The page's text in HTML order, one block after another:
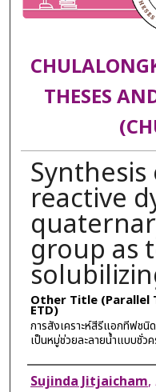
THESES
Synthesis
reactive
group as
Other Title (Parallel
ETD)
การสังเคราะห์สีรีแอกทีฟชนิ
เป็นหมู่ช่วยละลายน้ำแบบชั่วค
Author
Sujinda Jitjaicham,